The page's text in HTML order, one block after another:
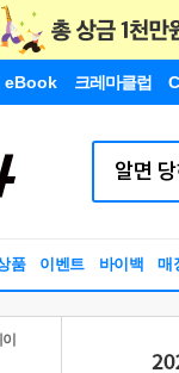
eBook 크레마클럽
품 이벤트 바이백 매